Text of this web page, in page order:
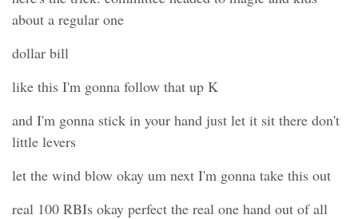
about a regular one
dollar bill
like this I'm gonna follow that up K
and I'm gonna stick in your hand just let it sit there don't
little levers
let the wind blow okay um next I'm gonna take this out
real 100 RBIs okay perfect the real one hand out of all